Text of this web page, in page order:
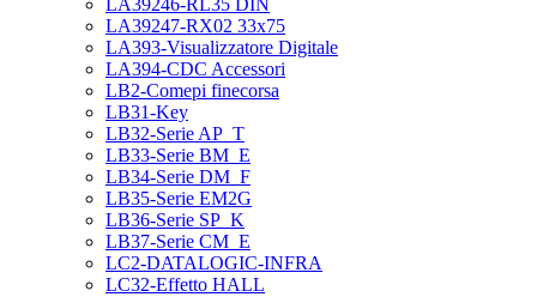
LA39246-RL35 DIN
LA39247-RX02 33x75
LA393-Visualizzatore Digitale
LA394-CDC Accessori
LB2-Comepi finecorsa
LB31-Key
LB32-Serie AP_T
LB33-Serie BM_E
LB34-Serie DM_F
LB35-Serie EM2G
LB36-Serie SP_K
LB37-Serie CM_E
LC2-DATALOGIC-INFRA
LC32-Effetto HALL